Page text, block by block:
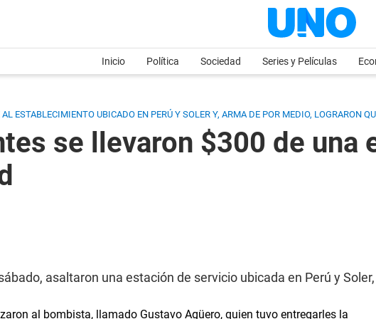
Inicio Política Sociedad Series y Películas
ESTABLECIMIENTO UBICADO EN PERÚ Y SOLER Y, ARMA DE POR MEDIO, LOGRARON
se llevaron $300 de
asaltaron una estación de servicio ubicada en Perú y
al bombista, llamado Gustavo Agüero, quien tuvo entregarles la